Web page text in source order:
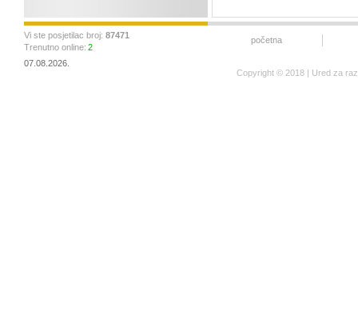
Vi ste posjetilac broj: 87471
Trenutno online: 2
07.08.2026.
početna
Copyright © 2018 | Ured za